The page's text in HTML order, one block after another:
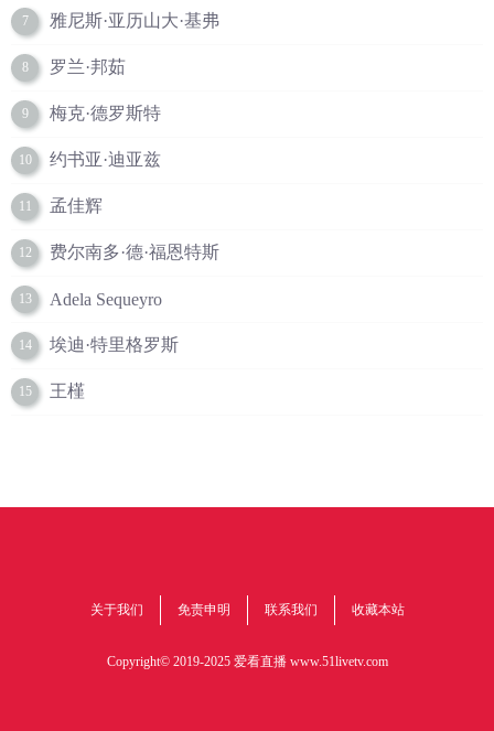
7 雅尼斯·亚历山大·基弗
8 罗兰·邦茹
9 梅克·德罗斯特
10 约书亚·迪亚兹
11 孟佳辉
12 费尔南多·德·福恩特斯
13 Adela Sequeyro
14 埃迪·特里格罗斯
15 王槿
关于我们 免责申明 联系我们 收藏本站
Copyright© 2019-2025 爱看直播 www.51livetv.com